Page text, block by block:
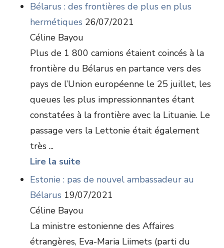
Bélarus : des frontières de plus en plus
hermétiques 26/07/2021
Céline Bayou
Plus de 1 800 camions étaient coincés à la
frontière du Bélarus en partance vers des
pays de l’Union européenne le 25 juillet, les
queues les plus impressionnantes étant
constatées à la frontière avec la Lituanie. Le
passage vers la Lettonie était également
très ...
Lire la suite
Estonie : pas de nouvel ambassadeur au
Bélarus 19/07/2021
Céline Bayou
La ministre estonienne des Affaires
étrangères, Eva-Maria Liimets (parti du